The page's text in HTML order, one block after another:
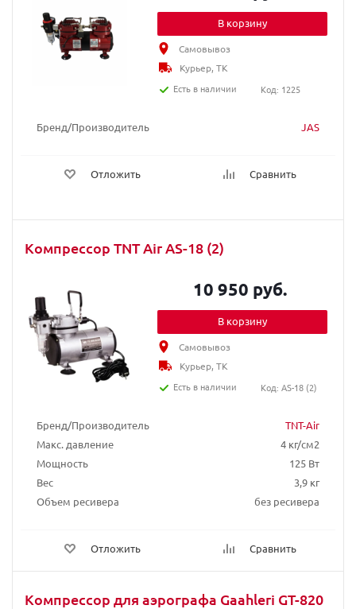
Бренд/Производитель JAS
Отложить Сравнить
В корзину
Самовывоз
Курьер, ТК
Есть в наличии
Код: 1225
Компрессор TNT Air AS-18 (2)
Бренд/Производитель
TNT-Air
Макс. давление
4 кг/см2
Мощность
125 Вт
Вес
3,9 кг
Объем ресивера
без ресивера
Отложить Сравнить
10 950 руб.
В корзину
Самовывоз
Курьер, ТК
Есть в наличии
Код: AS-18 (2)
Компрессор для аэрографа Gaahleri GT-820